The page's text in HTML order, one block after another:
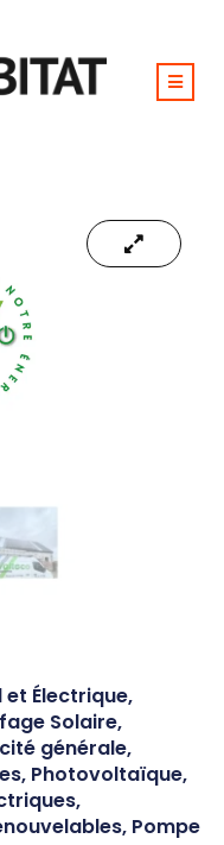
Électrique,
Solaire,
générale,
, Photovoltaïque,
,
, Pompe